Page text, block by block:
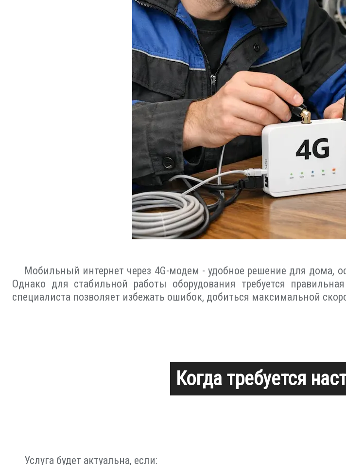
Мобильный интернет через 4G-модем - удобное решение для дома,
Однако для стабильной работы оборудования требуется
специалиста позволяет избежать ошибок, добиться максимальной
Когда требуется
Услуга будет актуальна, если: